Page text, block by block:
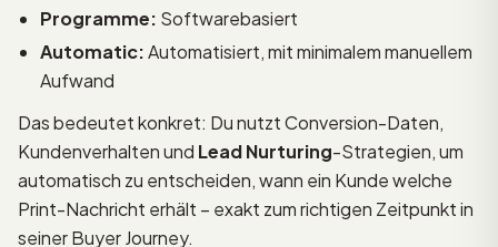
Programme: Softwarebasiert
Automatic:Automatisiert, mit minimalem manuellem
Aufwand
Das bedeutet konkret: Du nutzt Conversion-Daten,
Kundenverhalten und Lead Nurturing-Strategien, um
automatisch zu entscheiden, wann ein Kunde welche
Print-Nachricht erhält – exakt zum richtigen Zeitpunkt in
seiner Buyer Journey.